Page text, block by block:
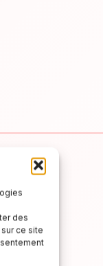
des
ce site
e